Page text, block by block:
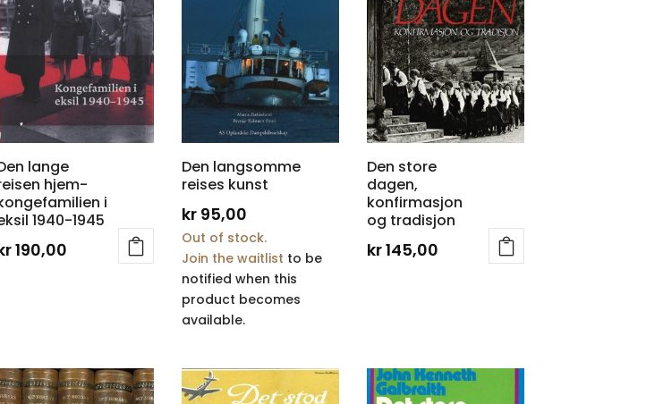
lange
hjem-
i
1940-1945
190,00
Den langsomme
reises kunst
kr95,00
Out of stock.
Join the waitlist to be
notified when this
product becomes
available.
Den store
dagen,
konfirmasjon
og tradisjon
kr145,00